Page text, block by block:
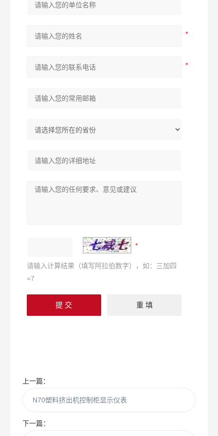
请输入计算结果（填写阿拉伯数字），如：三加四
=7
上一篇：
N70塑料挤出机控制柜显示仪表
下一篇：